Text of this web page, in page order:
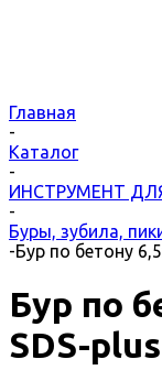
Главная
-
Каталог
-
ИНСТРУМЕНТ
-
Буры, зубила,
-Бур по бетону
Бур по
SDS-